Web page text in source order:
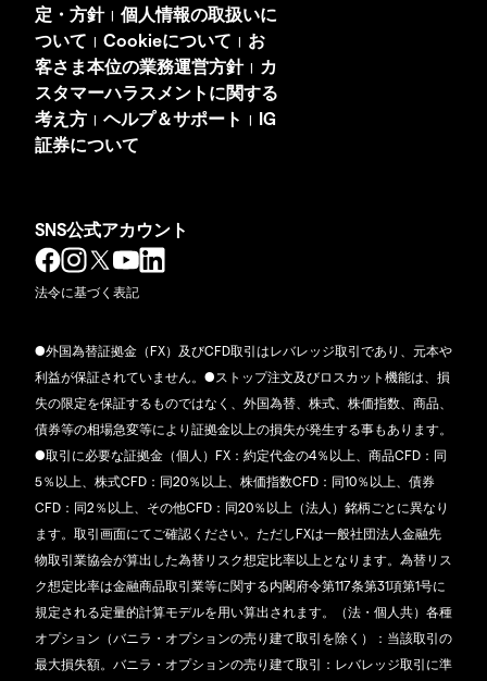
定・方針| 個人情報の取扱いに
ついて | Cookieについて | お
客さま本位の業務運営方針|
カ
スタマーハラスメントに関する
考え方 | ヘルプ＆サポート | IG
証券について
SNS公式アカウント
法令に基づく表記
●外国為替証拠金（FX）及びCFD取引はレバレッジ取引であり、元本や
利益が保証されていません。●ストップ注文及びロスカット機能は、損
失の限定を保証するものではなく、外国為替、株式、株価指数、商品、
債券等の相場急変等により証拠金以上の損失が発生する事もあります。
●取引に必要な証拠金（個人）FX：約定代金の4％以上、商品CFD：同
5％以上、株式CFD：同20％以上、株価指数CFD：同10％以上、債券
CFD：同2％以上、その他CFD：同20％以上（法人）銘柄ごとに異なり
ます。取引画面にてご確認ください。ただしFXは一般社団法人金融先
物取引業協会が算出した為替リスク想定比率以上となります。為替リス
ク想定比率は金融商品取引業等に関する内閣府令第117条第31項第1号に
規定される定量的計算モデルを用い算出されます。（法・個人共）各種
オプション（バニラ・オプションの売り建て取引を除く）：当該取引の
最大損失額。バニラ・オプションの売り建て取引：レバレッジ取引に準